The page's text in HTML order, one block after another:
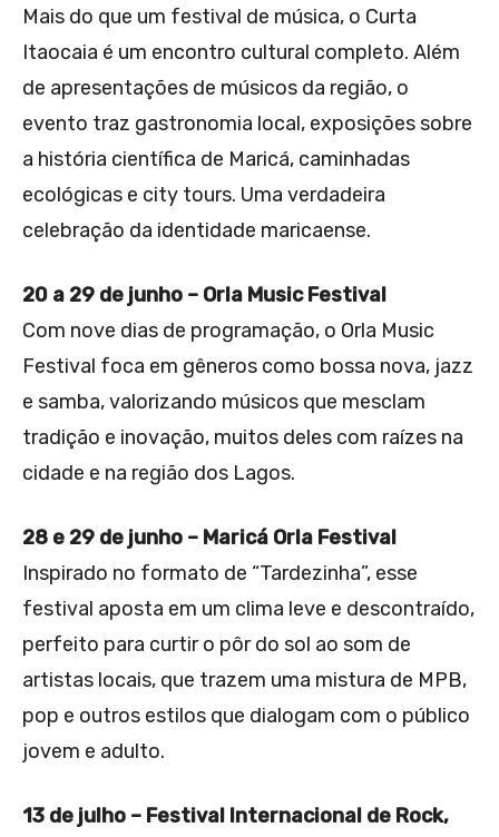
Mais do que um festival de música, o Curta
Itaocaia é um encontro cultural completo. Além
de apresentações de músicos da região, o
evento traz gastronomia local, exposições sobre
a história científica de Maricá, caminhadas
ecológicas e city tours. Uma verdadeira
celebração da identidade maricaense.
20 a 29 de junho – Orla Music Festival
Com nove dias de programação, o Orla Music
Festival foca em gêneros como bossa nova, jazz
e samba, valorizando músicos que mesclam
tradição e inovação, muitos deles com raízes na
cidade e na região dos Lagos.
28 e 29 de junho – Maricá Orla Festival
Inspirado no formato de “Tardezinha”, esse
festival aposta em um clima leve e descontraído,
perfeito para curtir o pôr do sol ao som de
artistas locais, que trazem uma mistura de MPB,
pop e outros estilos que dialogam com o público
jovem e adulto.
13 de julho – Festival Internacional de Rock,